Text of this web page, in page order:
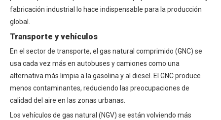
fabricación industrial lo hace indispensable para la producción
global.
Transporte y vehículos
En el sector de transporte, el gas natural comprimido (GNC) se
usa cada vez más en autobuses y camiones como una
alternativa más limpia a la gasolina y al diesel. El GNC produce
menos contaminantes, reduciendo las preocupaciones de
calidad del aire en las zonas urbanas.
Los vehículos de gas natural (NGV) se están volviendo más